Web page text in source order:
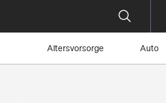
Altersvorsorge Auto